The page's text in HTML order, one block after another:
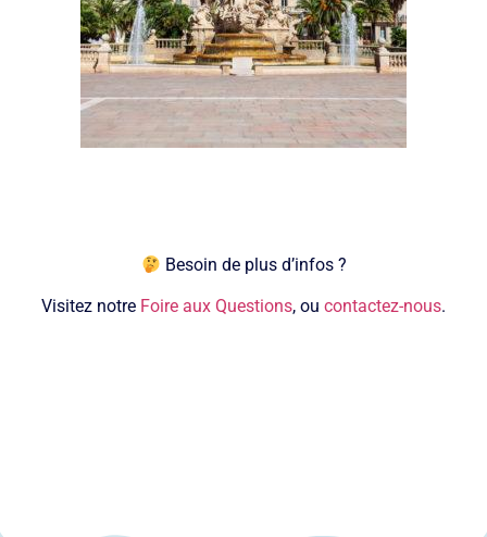
Besoin de plus d’infos ?
Visitez notre Foire aux Questions, ou contactez-nous.